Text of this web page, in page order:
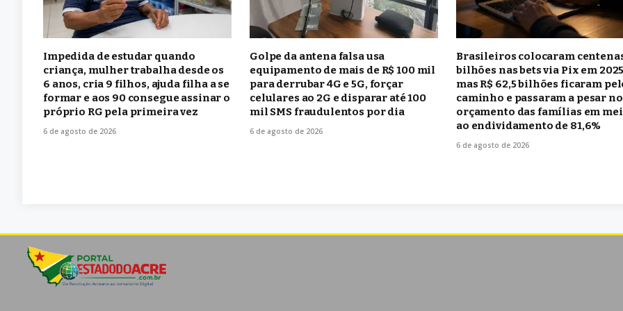
Impedida de estudar quando
criança, mulher trabalha desde os
6 anos, cria 9 filhos, ajuda filha a se
formar e aos 90 consegue assinar o
próprio RG pela primeira vez
6 de agosto de 2026
Golpe da antena falsa usa
equipamento de mais de R$ 100 mil
para derrubar 4G e 5G, forçar
celulares ao 2G e disparar até 100
mil SMS fraudulentos por dia
6 de agosto de 2026
Brasileiros colocaram
bilhões nas bets via Pix em
mas R$ 62,5 bilhões ficaram
caminho e passaram a pesar no
orçamento das famílias em
ao endividamento de 81,6%
6 de agosto de 2026